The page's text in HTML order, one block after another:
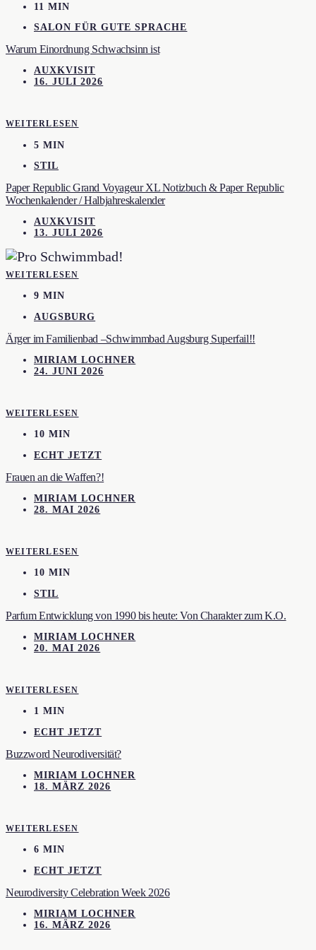
11 MIN
SALON FÜR GUTE SPRACHE
Warum Einordnung Schwachsinn ist
AUXKVISIT
16. JULI 2026
WEITERLESEN
5 MIN
STIL
Paper Republic Grand Voyageur XL Notizbuch & Paper Republic
Wochenkalender / Halbjahreskalender
AUXKVISIT
13. JULI 2026
WEITERLESEN
9 MIN
AUGSBURG
Ärger im Familienbad –Schwimmbad Augsburg Superfail!!
MIRIAM LOCHNER
24. JUNI 2026
WEITERLESEN
10 MIN
ECHT JETZT
Frauen an die Waffen?!
MIRIAM LOCHNER
28. MAI 2026
WEITERLESEN
10 MIN
STIL
Parfum Entwicklung von 1990 bis heute: Von Charakter zum K.O.
MIRIAM LOCHNER
20. MAI 2026
WEITERLESEN
1 MIN
ECHT JETZT
Buzzword Neurodiversität?
MIRIAM LOCHNER
18. MÄRZ 2026
WEITERLESEN
6 MIN
ECHT JETZT
Neurodiversity Celebration Week 2026
MIRIAM LOCHNER
16. MÄRZ 2026